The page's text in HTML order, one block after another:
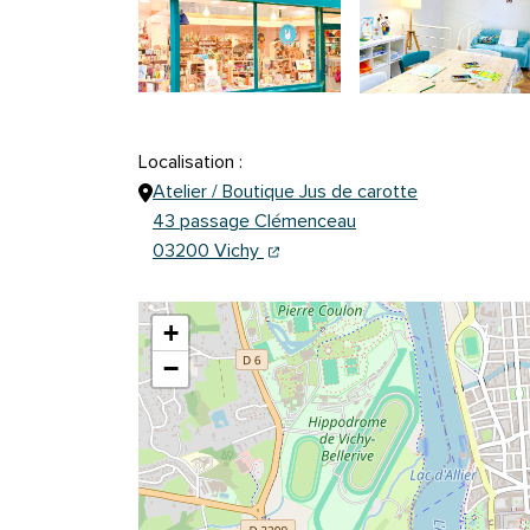
Localisation :
Atelier / Boutique Jus de carotte
43 passage Clémenceau
03200 Vichy (ouverture dans un nouvel onglet)
(ouverture dans un nouvel
+
−